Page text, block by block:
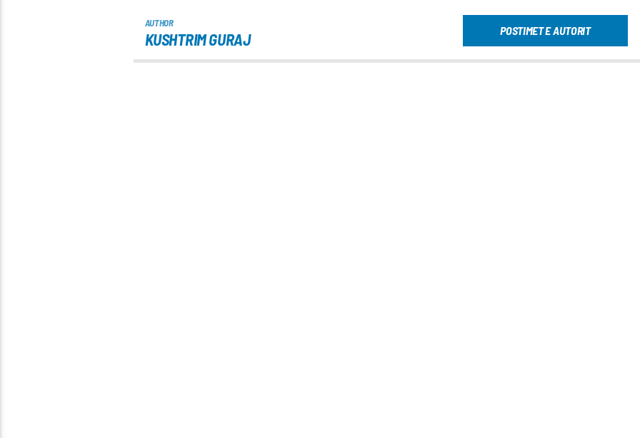
AUTHOR
KUSHTRIM GURAJ POSTIMET E AUTORIT